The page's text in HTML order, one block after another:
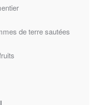
de terre sautées